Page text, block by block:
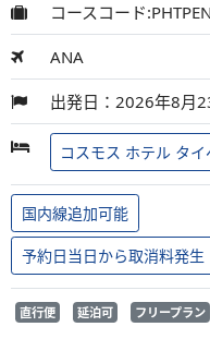
コースコード
ANA
出発日：2026年8月
コスモス ホテル タ
国内線追加可能
予約日当日から取消料発生
直行便 延泊可 フリープラン